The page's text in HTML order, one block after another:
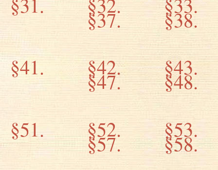
§37.
§38.
§41.
§42. §43.
§47.
§48.
§51.
§52. §53.
§57.
§58.